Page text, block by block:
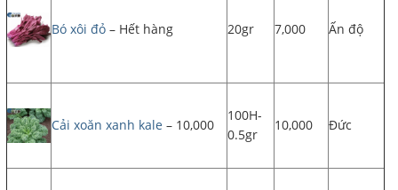
Bó xôi đỏ – Hết hàng 20gr 7,000 Ấn độ
Cải xoăn xanh kale – 10,000
100H-
0.5gr
10,000 Đức